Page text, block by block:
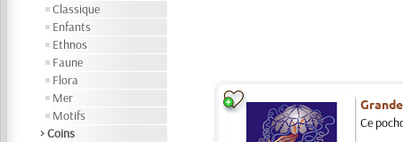
Classique
Enfants
Ethnos
Faune
Flora
Mer
Motifs
> Coins
Ce